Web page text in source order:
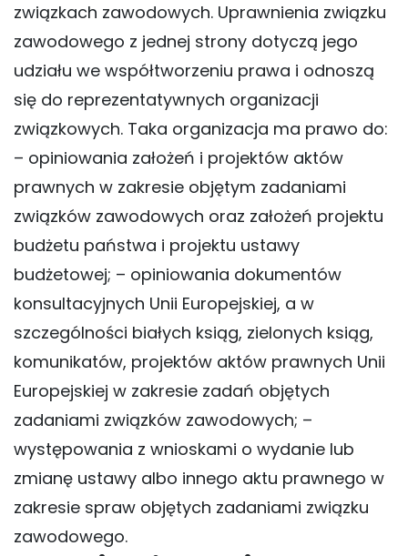
związkach zawodowych. Uprawnienia związku
zawodowego z jednej strony dotyczą jego
udziału we współtworzeniu prawa i odnoszą
się do reprezentatywnych organizacji
związkowych. Taka organizacja ma prawo do:
– opiniowania założeń i projektów aktów
prawnych w zakresie objętym zadaniami
związków zawodowych oraz założeń projektu
budżetu państwa i projektu ustawy
budżetowej; – opiniowania dokumentów
konsultacyjnych Unii Europejskiej, a w
szczególności białych ksiąg, zielonych ksiąg,
komunikatów, projektów aktów prawnych Unii
Europejskiej w zakresie zadań objętych
zadaniami związków zawodowych; –
występowania z wnioskami o wydanie lub
zmianę ustawy albo innego aktu prawnego w
zakresie spraw objętych zadaniami związku
zawodowego.